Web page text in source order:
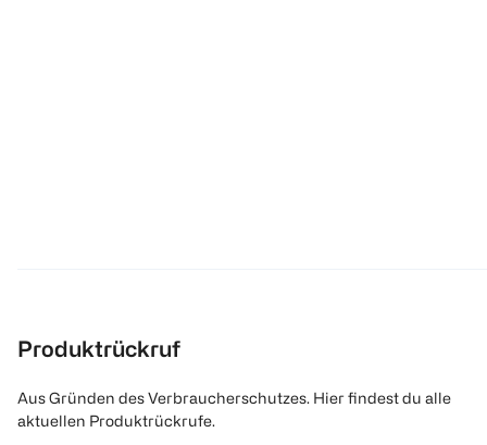
Produktrückruf
Aus Gründen des Verbraucherschutzes. Hier findest du alle
aktuellen Produktrückrufe.